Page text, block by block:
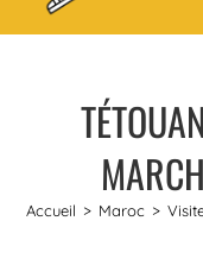
Accueil > Maroc >